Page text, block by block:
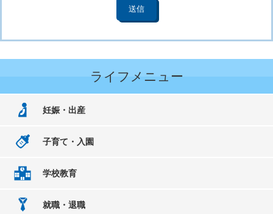
ライフメニュー
妊娠・出産
子育て・入園
学校教育
就職・退職